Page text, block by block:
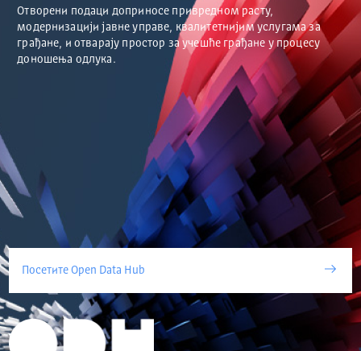
Отворени подаци доприносе привредном расту,
модернизацији јавне управе, квалитетнијим услугама за
грађане, и отварају простор за учешће грађане у процесу
доношења одлука.
Посетите Open Data Hub